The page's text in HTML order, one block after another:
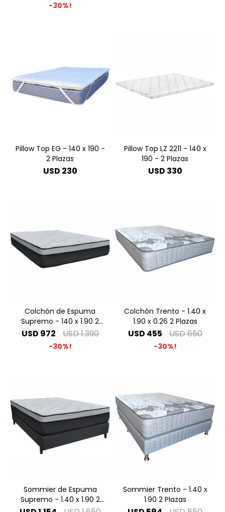
30
Pillow Top EG - 140 x 190 -
2 Plazas
USD 230
Pillow Top LZ 2211 - 140 x
190 - 2 Plazas
USD 330
Colchón de Espuma
Supremo - 140 x 1.90 2
Plazas
USD 972 USD1.390
30
Colchón Trento - 1.40 x
1.90 x 0.26 2 Plazas
USD 455 USD650
30
Sommier de Espuma
Supremo - 1.40 x 1.90 2
Plazas
Sommier Trento - 1.40 x
1.90 2 Plazas